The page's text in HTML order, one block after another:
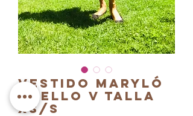
Vestido Maryló
cuello V Talla
XS/S